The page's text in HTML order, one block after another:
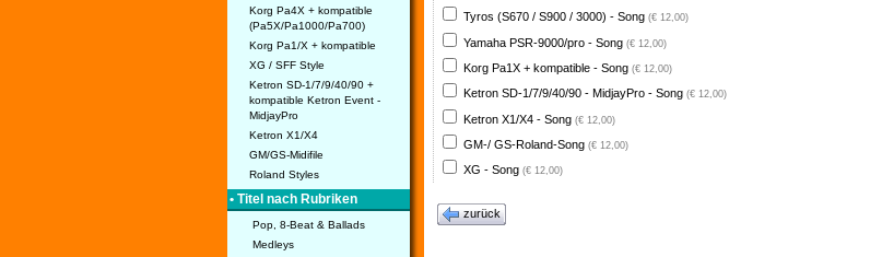
Korg Pa4X + kompatible
(Pa5X/Pa1000/Pa700)
Korg Pa1/X + kompatible
XG / SFF Style
Ketron SD-1/7/9/40/90 +
kompatible Ketron Event -
MidjayPro
Ketron X1/X4
GM/GS-Midifile
Roland Styles
• Titel nach Rubriken
Pop, 8-Beat & Ballads
Medleys
Tyros (S670 / S900 / 3000) - Song (€ 12,00)
Yamaha PSR-9000/pro - Song (€ 12,00)
Korg Pa1X + kompatible - Song (€ 12,00)
Ketron SD-1/7/9/40/90 - MidjayPro - Song (€ 12,00)
Ketron X1/X4 - Song (€ 12,00)
GM-/ GS-Roland-Song (€ 12,00)
XG - Song (€ 12,00)
zurück